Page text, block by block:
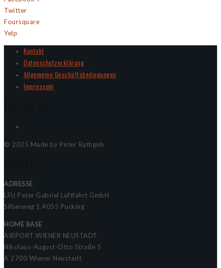
Twitter
Foursquare
Yelp
Kontakt
Datenschutzerklärung
Allgemeine Geschäftsbedingungen
Impressum
© 2025 Made by Peter Rathgeb
ADRESSE
LFU Peter Gabriel Luftfahrt GmbH
Silberweg 1,4055 Pucking
HOME BASE
AIRPORT WIENER NEUSTADT
Nikolaus-August-Otto Straße 5
A 2700 Wiener Neustadt